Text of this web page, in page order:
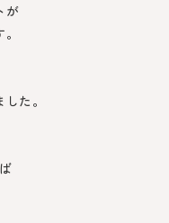
が
た。